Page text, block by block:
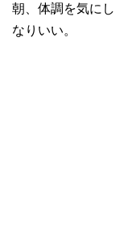
朝、体調を気に
なりいい。